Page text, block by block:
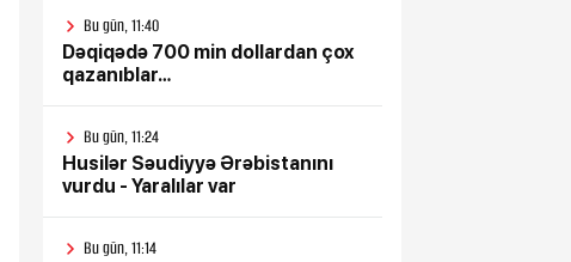
Bu gün, 11:40
Dəqiqədə 700 min dollardan çox
qazanıblar…
Bu gün, 11:24
Husilər Səudiyyə Ərəbistanını
vurdu - Yaralılar var
Bu gün, 11:14